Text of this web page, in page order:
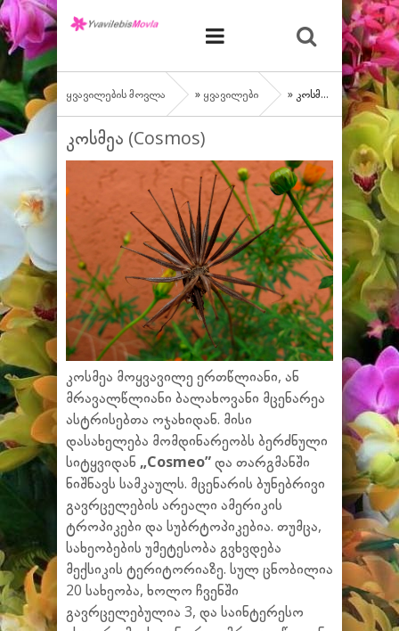
ყვავილების მოვლა » ყვავილები » კოსმეა (Cosmos)
კოსმეა (Cosmos)
კოსმეა მოყვავილე ერთწლიანი, ან
მრავალწლიანი ბალახოვანი მცენარეა
ასტრისებთა ოჯახიდან. მისი
დასახელება მომდინარეობს ბერძნული
სიტყვიდან „Cosmeo”და თარგმანში
ნიშნავს სამკაულს. მცენარის ბუნებრივი
გავრცელების არეალი ამერიკის
ტროპიკები და სუბრტოპიკებია. თუმცა,
სახეობების უმეტესობა გვხვდება
მექსიკის ტერიტორიაზე. სულ ცნობილია
20 სახეობა, ხოლო ჩვენში
გავრცელებულია 3, და საინტერესო